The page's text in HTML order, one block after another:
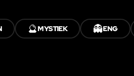
🔮MYSTIEK 👻ENG